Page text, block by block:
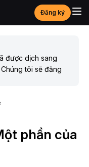
Đăng ký
được dịch sang
tôi sẽ đăng
phần của